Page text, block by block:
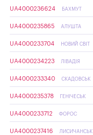
UA4000236624 БАХМУТ
UA4000235865 АЛУШТА
UA4000233704 НОВИЙ СВІТ
UA4000234223 ЛІВАДІЯ
UA4000233340 СКАДОВСЬК
UA4000235378 ГЕНІЧЕСЬК
UA4000233712 ФОРОС
UA4000237416 ЛИСИЧАНСЬК